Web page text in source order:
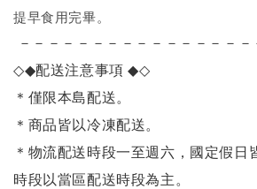
提早食用完畢。
－－－－－－－－－－－－－－－－
◇◆配送注意事項◆◇
＊僅限本島配送。
＊商品皆以冷凍配送。
＊物流配送時段一至週六，國定假日
時段以當區配送時段為主。